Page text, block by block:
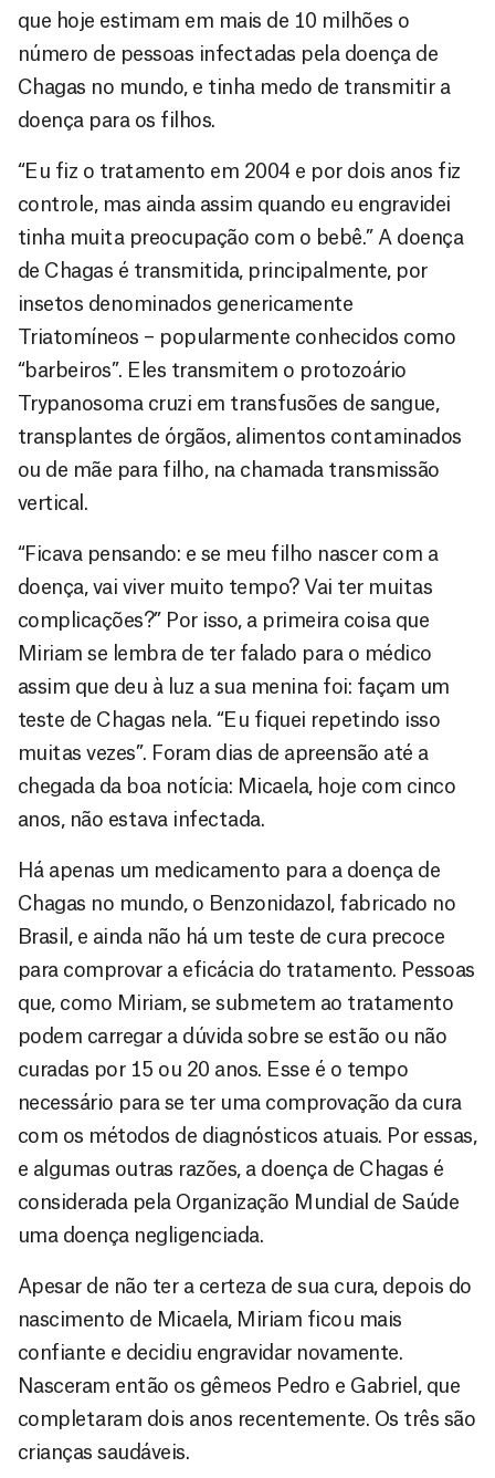
que hoje estimam em mais de 10 milhões o
número de pessoas infectadas pela doença de
Chagas no mundo, e tinha medo de transmitir a
doença para os filhos.
“Eu fiz o tratamento em 2004 e por dois anos fiz
controle, mas ainda assim quando eu engravidei
tinha muita preocupação com o bebê.” A doença
de Chagas é transmitida, principalmente, por
insetos denominados genericamente
Triatomíneos – popularmente conhecidos como
“barbeiros”. Eles transmitem o protozoário
Trypanosoma cruzi em transfusões de sangue,
transplantes de órgãos, alimentos contaminados
ou de mãe para filho, na chamada transmissão
vertical.
“Ficava pensando: e se meu filho nascer com a
doença, vai viver muito tempo? Vai ter muitas
complicações?” Por isso, a primeira coisa que
Miriam se lembra de ter falado para o médico
assim que deu à luz a sua menina foi: façam um
teste de Chagas nela. “Eu fiquei repetindo isso
muitas vezes”. Foram dias de apreensão até a
chegada da boa notícia: Micaela, hoje com cinco
anos, não estava infectada.
Há apenas um medicamento para a doença de
Chagas no mundo, o Benzonidazol, fabricado no
Brasil, e ainda não há um teste de cura precoce
para comprovar a eficácia do tratamento. Pessoas
que, como Miriam, se submetem ao tratamento
podem carregar a dúvida sobre se estão ou não
curadas por 15 ou 20 anos. Esse é o tempo
necessário para se ter uma comprovação da cura
com os métodos de diagnósticos atuais. Por essas,
e algumas outras razões, a doença de Chagas é
considerada pela Organização Mundial de Saúde
uma doença negligenciada.
Apesar de não ter a certeza de sua cura, depois do
nascimento de Micaela, Miriam ficou mais
confiante e decidiu engravidar novamente.
Nasceram então os gêmeos Pedro e Gabriel, que
completaram dois anos recentemente. Os três são
crianças saudáveis.